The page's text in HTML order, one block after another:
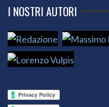
I NOSTRI AUTORI